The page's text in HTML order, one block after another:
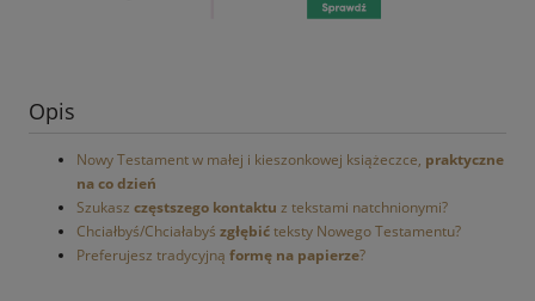
Opis
Nowy Testament w małej i kieszonkowej książeczce, praktyczne
na co dzień
Szukasz częstszego kontaktu z tekstami natchnionymi?
Chciałbyś/Chciałabyś zgłębićteksty Nowego Testamentu?
Preferujesz tradycyjną formę na papierze?